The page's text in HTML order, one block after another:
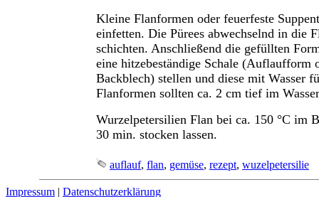
Kleine Flanformen oder feuerfeste
einfetten. Die Pürees abwechselnd in die
schichten. Anschließend die gefüllten
eine hitzebeständige Schale (Auflaufform
Backblech) stellen und diese mit Wasser
Flanformen sollten ca. 2 cm tief im
Wurzelpetersilien Flan bei ca. 150 °C im
30 min. stocken lassen.
auflauf, flan, gemüse, rezept, wuzelpetersilie
Impressum | Datenschutzerklärung